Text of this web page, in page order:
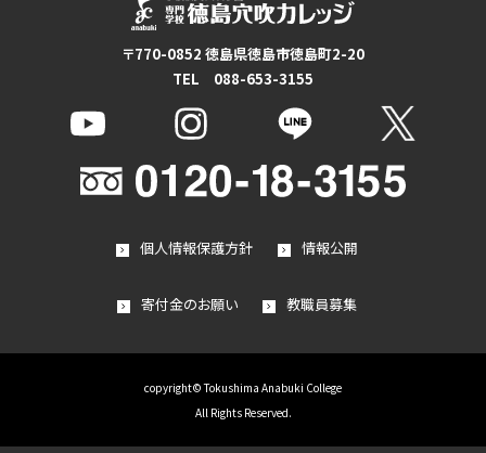
〒770-0852 徳島県徳島市徳島町2-20
TEL 088-653-3155
個人情報保護方針 情報公開
寄付金のお願い 教職員募集
copyright© Tokushima Anabuki College
All Rights Reserved.